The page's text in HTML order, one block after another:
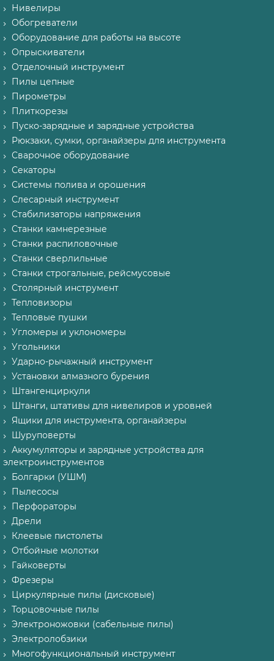
Нивелиры
Обогреватели
Оборудование для работы на высоте
Опрыскиватели
Отделочный инструмент
Пилы цепные
Пирометры
Плиткорезы
Пуско-зарядные и зарядные устройства
Рюкзаки, сумки, органайзеры для инструмента
Сварочное оборудование
Секаторы
Системы полива и орошения
Слесарный инструмент
Стабилизаторы напряжения
Станки камнерезные
Станки распиловочные
Станки сверлильные
Станки строгальные, рейсмусовые
Столярный инструмент
Тепловизоры
Тепловые пушки
Угломеры и уклономеры
Угольники
Ударно-рычажный инструмент
Установки алмазного бурения
Штангенциркули
Штанги, штативы для нивелиров и уровней
Ящики для инструмента, органайзеры
Шуруповерты
Аккумуляторы и зарядные устройства для
электроинструментов
Болгарки (УШМ)
Пылесосы
Перфораторы
Дрели
Клеевые пистолеты
Отбойные молотки
Гайковерты
Фрезеры
Циркулярные пилы (дисковые)
Торцовочные пилы
Электроножовки (сабельные пилы)
Электролобзики
Многофункциональный инструмент